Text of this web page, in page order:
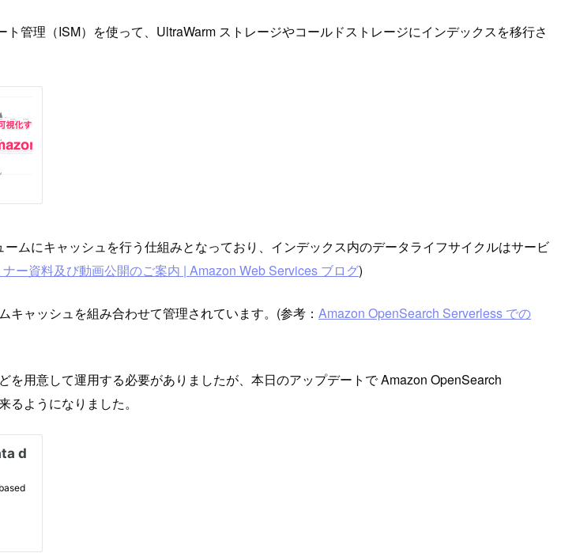
管理（ISM）を使って、UltraWarm ストレージやコールドストレージにインデックスを移行さ
ムにキャッシュを行う仕組みとなっており、インデックス内のデータライフサイクルはサービ
ー資料及び動画公開のご案内 | Amazon Web Services ブログ)
ャッシュを組み合わせて管理されています。(参考： Amazon OpenSearch Serverless での
用意して運用する必要がありましたが、本日のアップデートで Amazon OpenSearch
ようになりました。